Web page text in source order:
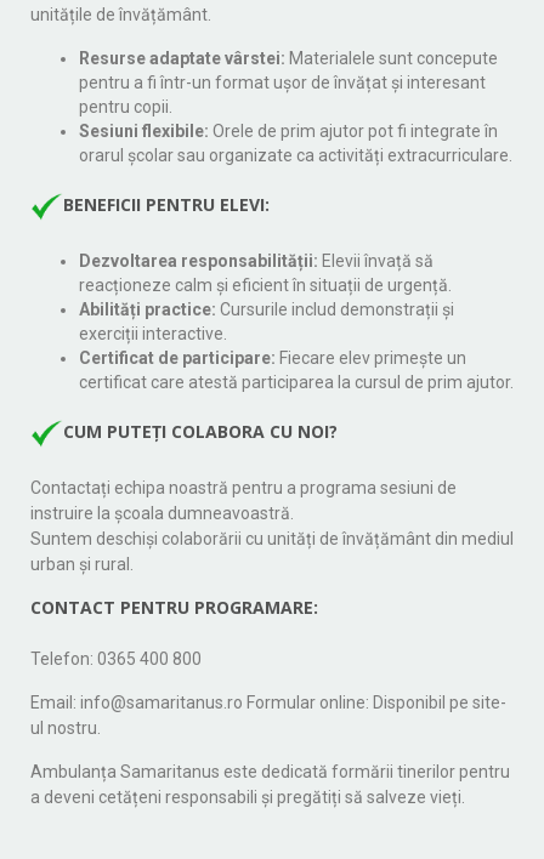
unitățile de învățământ.
Resurse adaptate vârstei: Materialele sunt concepute
pentru a fi într-un format ușor de învățat și interesant
pentru copii.
Sesiuni flexibile: Orele de prim ajutor pot fi integrate în
orarul școlar sau organizate ca activități extracurriculare.
BENEFICII PENTRU ELEVI:
Dezvoltarea responsabilității: Elevii învață să
reacționeze calm și eficient în situații de urgență.
Abilități practice: Cursurile includ demonstrații și
exerciții interactive.
Certificat de participare: Fiecare elev primește un
certificat care atestă participarea la cursul de prim ajutor.
CUM PUTEȚI COLABORA CU NOI?
Contactați echipa noastră pentru a programa sesiuni de
instruire la școala dumneavoastră.
Suntem deschiși colaborării cu unități de învățământ din mediul
urban și rural.
CONTACT PENTRU PROGRAMARE:
Telefon: 0365 400 800
Email: info@samaritanus.ro Formular online: Disponibil pe site-
ul nostru.
Ambulanța Samaritanus este dedicată formării tinerilor pentru
a deveni cetățeni responsabili și pregătiți să salveze vieți.